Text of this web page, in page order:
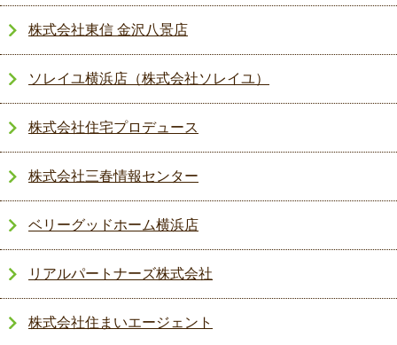
株式会社東信 金沢八景店
ソレイユ横浜店（株式会社ソレイユ）
株式会社住宅プロデュース
株式会社三春情報センター
ベリーグッドホーム横浜店
リアルパートナーズ株式会社
株式会社住まいエージェント